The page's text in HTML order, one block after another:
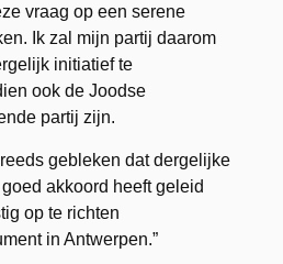
vraag op een serene
Ik zal mijn partij daarom
initiatief te
ook de Joodse
partij zijn.
gebleken dat dergelijke
akkoord heeft geleid
op te richten
in Antwerpen.”